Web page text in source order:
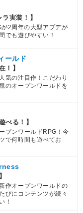
実装！】
2周年の大型アプデが
でも遊びやすい！
ールド
！】
気の注目作！こだわり
のオープンワールドを
べる！】
プンワールドRPG！今
で何時間も遊べてお
作オープンワールドの
びにコンテンツが続々
！